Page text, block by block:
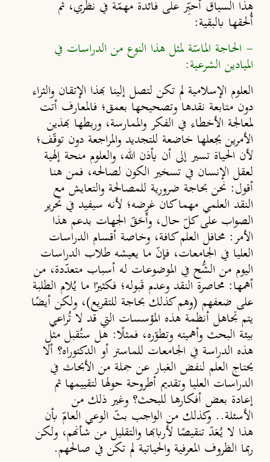
هذا السياق أحبِّر على فائدة مهمّة في نظري، ثم
أُلحقها بالبقية:
- الحاجة الماسّة لمثل هذا النوع من الدراسات في
الميادين الشرعية:
العلوم الإسلامية لم تكن لتصل إلينا بهذا الإتقان والثراء
دون متابعة نقدها وتصحيحها بعمق؛ فالمعارف أتت
لمعالجة الأخطاء في الفكر والممارسة، وربطها بهذين
الأمرين يجعلها خاضعة للتجديد والمراجعة دون توقّف؛
لأن الحياة تسير إلى أن يأذن الله، والعلوم منحة إلهية
لعقل الإنسان في تسخير الكون لصالحه، فمن هنا
أقول: نحن بحاجة ضرورية للمصالحة والتعايش مع
النقد العلمي مهما كان غرضه؛ لأنه سيفيد في تحرير
الصواب على كلّ حال، وأَحَقّ الجهات بدعم هذا
الأمر: محافل العلم كافة، وخاصة أقسام الدراسات
العليا في الجامعات، فإنّ ما يعيشه طلاب الدراسات
اليوم من الشُّح في الموضوعات له أسباب متعدّدة، من
أهمها: محاصرة النقد وعدم قَبوله؛ فكثيرًا ما يُلام الطلبة
على ضعفهم (وهم كذلك بحاجة للتقريع)، ولكن أيضًا
يتم تجاهل أنظمة هذه المؤسسات التي قد لا تُراعي
بيئة البحث وأهميته وتطوّره، فمثلًا: هل ستُقبل مثل
هذه الدراسة في الجامعات للماستر أو الدكتوراه؟ ألَا
يحتاج العلم لنفض الغبار عن جملة من الأبحاث في
الدراسات العليا وتقديم أطروحة حولها لتقييمها ثم
إعادة بعض أفكارها للبحث؟ وغير ذلك من
الأسئلة.. وكذلك من الواجب بثّ الوعي العامّ بأن
هذا لا يُعَدّ تنقيصًا لأربابها والتقليل من شأنهم، ولكن
ربما الظروف المعرفية والحياتية لم تكن في صالحهم.